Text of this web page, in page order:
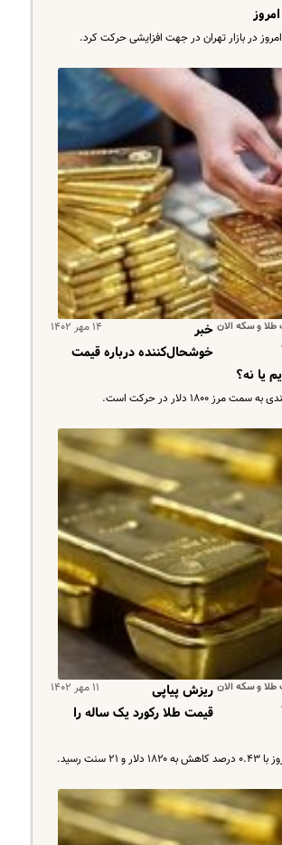
در بازار تهران در جهت افزایشی حرکت کرد.
و سکه الان
۱۴ مهر ۱۴۰۲
خبر
خوشحال‌کننده درباره قیمت
یا نه؟
۱۸۰۰ دلار در حرکت است.
و سکه الان
۱۱ مهر ۱۴۰۲
ریزش پیاپی
قیمت طلا رکورد یک ساله را
سنت رسید.